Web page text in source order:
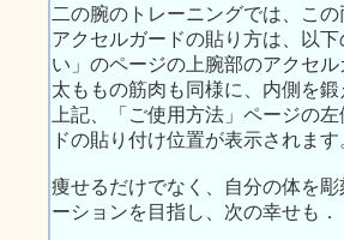
二の腕のトレーニングでは、こ
アクセルガードの貼り方は、以
い」のページの上腕部のアクセ
太ももの筋肉も同様に、内側を
上記、「ご使用方法」ページの
ドの貼り付け位置が表示されます
痩せるだけでなく、自分の体を
ーションを目指し、次の幸せも．